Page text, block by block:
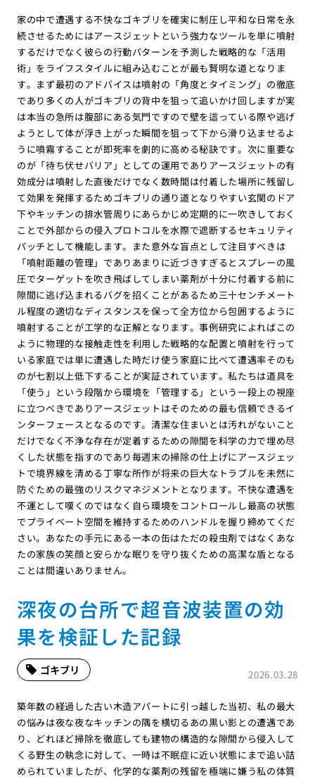
家の中で遭遇する不快なゴキブリを確実に制圧し平和な日常を永
続させるためにはアースジェットという強力なツールを単に噴射
するだけでなく彼らの行動パターンを予測した戦略的な「活用
術」をライフスタイルに組み込むことが最も賢明な道となりま
す。まず最初のアドバイスは噴射の「角度とタイミング」の徹底
であり多くの人がゴキブリの背中を狙って追いかけ回しますが実
は本当の急所は腹部にある気門ですので壁を這っている際や逃げ
ようとして体が浮き上がった瞬間を狙って下から滑り込ませるよ
うに噴霧することが即死率を劇的に高める秘訣です。次に重要な
のが「待ち伏せバリア」としての運用でありアースジェットの有
効成分は噴射した直後だけでなく数時間は付着した場所に残留し
て効果を発揮するためゴキブリの通り道となりやすい玄関のドア
下やキッチンの排水管周りにあらかじめ定期的に一吹きしておく
ことで外部からの侵入プロトコルを水際で遮断するセキュリティ
パッチとして機能します。また意外な盲点として注目すべきは
「噴射距離の管理」でありあまりに近づきすぎるとスプレーの風
圧でターゲットを吹き飛ばしてしまい薬剤が十分に付着する前に
隙間に逃げ込まれるバグを招くことがあるため三十センチメート
ル程度の適切なディスタンスを保って全方位から包囲するように
噴射することが工学的な正解となります。事例研究によればこの
ように物理的な接触走性を利用した戦略的な配置と噴射を行って
いる家庭では単に遭遇した時だけ使う家庭に比べて遭遇率そのも
のが七割以上低下することが実証されています。私たちは道具を
「使う」という段階から環境を「管理する」という一段上の視座
に立つべきでありアースジェットはそのための最も信頼できるイ
ンターフェースとなるのです。清潔な住まいとは汚れがないこと
だけでなく不浄な存在が定着するための隙間を科学の力で埋め尽
くした状態を指すのであり毎週末の掃除の仕上げにアースジェッ
トで境界線を清める丁寧な所作が将来の巨大なトラブルを未然に
防ぐための最強のリスクマネジメントとなります。不快な遭遇を
不運として嘆くのではなく自ら環境をコントロールし最高の状態
でプライベート空間を維持するためのハンドルを握り締めてくだ
さい。あなたの手元にある一本の缶はただの殺虫剤ではなくあな
たの家族の笑顔と安らかな眠りを守り抜くための高潔な盾となる
ことは間違いありません。
深夜の台所で超音波装置の効
果を検証した記録
2026.03.28
ゴキブリ
築年数の経過した古い木造アパートに引っ越した当初、私の最大
の悩みは夜な夜なキッチンの隅を横切るあの黒い影との遭遇であ
り、どれほど掃除を徹底しても建物の構造的な隙間から侵入して
くる野生の執念に対して、一時は不眠症に近い状態にまで追い詰
められていましたが、化学的な薬剤の残留を極端に嫌う私の体質